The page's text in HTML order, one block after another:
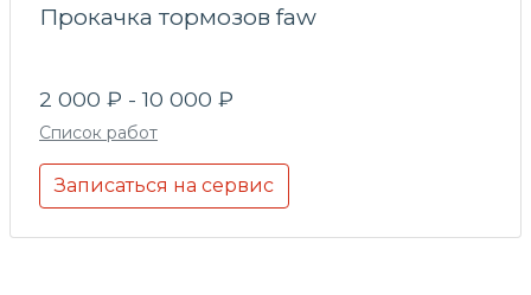
Прокачка тормозов faw
2 000 ₽ - 10 000 ₽
Список работ
Записаться на сервис